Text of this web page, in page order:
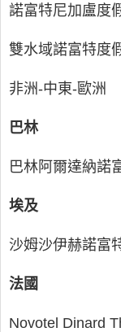
諾富特尼加盧度
雙水域諾富特度
非洲-中東-歐洲
巴林
巴林阿爾達納諾
埃及
沙姆沙伊赫諾富
法國
Novotel Dinard